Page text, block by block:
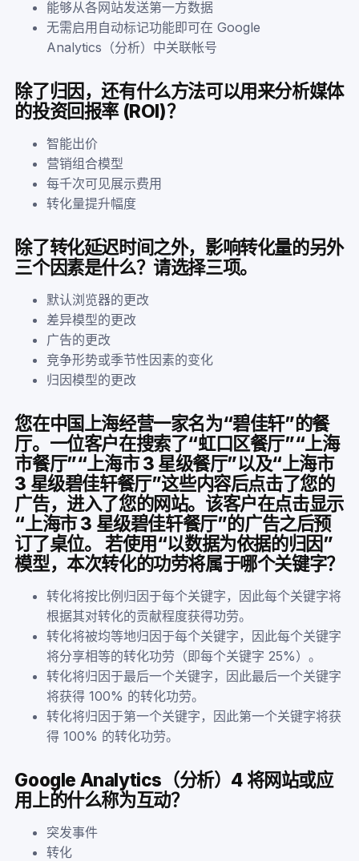
能够从各网站发送第一方数据
无需启用自动标记功能即可在 Google
Analytics（分析）中关联帐号
除了归因，还有什么方法可以用来分析媒体
的投资回报率 (ROI)？
智能出价
营销组合模型
每千次可见展示费用
转化量提升幅度
除了转化延迟时间之外，影响转化量的另外
三个因素是什么？请选择三项。
默认浏览器的更改
差异模型的更改
广告的更改
竞争形势或季节性因素的变化
归因模型的更改
您在中国上海经营一家名为“碧佳轩”的餐
厅。一位客户在搜索了“虹口区餐厅”“上海
市餐厅”“上海市 3 星级餐厅”以及“上海市
3 星级碧佳轩餐厅”这些内容后点击了您的
广告，进入了您的网站。该客户在点击显示
“上海市 3 星级碧佳轩餐厅”的广告之后预
订了桌位。 若使用“以数据为依据的归因”
模型，本次转化的功劳将属于哪个关键字？
转化将按比例归因于每个关键字，因此每个关键字将
根据其对转化的贡献程度获得功劳。
转化将被均等地归因于每个关键字，因此每个关键字
将分享相等的转化功劳（即每个关键字 25%）。
转化将归因于最后一个关键字，因此最后一个关键字
将获得 100% 的转化功劳。
转化将归因于第一个关键字，因此第一个关键字将获
得 100% 的转化功劳。
Google Analytics（分析）4 将网站或应
用上的什么称为互动？
突发事件
转化